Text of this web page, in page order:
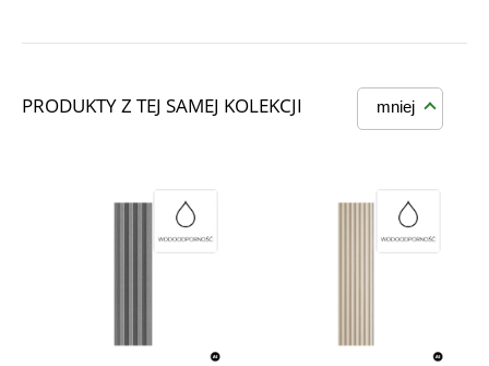
PRODUKTY Z TEJ SAMEJ KOLEKCJI mniej